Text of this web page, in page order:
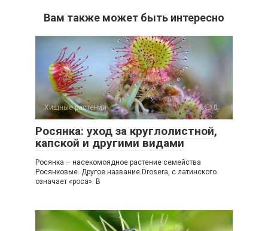
Вам также может быть интересно
Хищные растения 0
Росянка: уход за круглолистной,
капской и другими видами
Росянка – насекомоядное растение семейства
Росянковые. Другое название Drosera, с латинского
означает «роса». В